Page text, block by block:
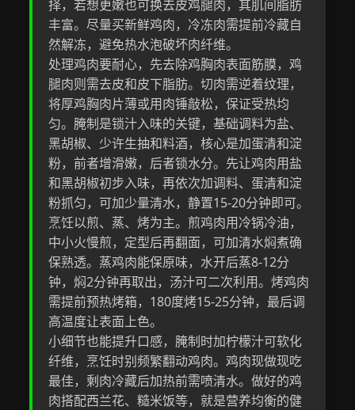
择，若想更嫩也可换去皮鸡腿肉，其肌间脂肪
丰富。尽量买新鲜鸡肉，冷冻肉需提前冷藏自
然解冻，避免热水泡破坏肉纤维。
处理鸡肉要耐心，先去除鸡胸肉表面筋膜，鸡
腿肉则需去皮和皮下脂肪。切肉需逆着纹理，
将厚鸡胸肉片薄或用肉锤敲松，保证受热均
匀。腌制是锁汁入味的关键，基础调料为盐、
黑胡椒、少许生抽和料酒，核心是加蛋清和淀
粉，前者增滑嫩，后者锁水分。先让鸡肉用盐
和黑胡椒初步入味，再依次加调料、蛋清和淀
粉抓匀，可加少量清水，静置15-20分钟即可。
烹饪以煎、蒸、烤为主。煎鸡肉用冷锅冷油，
中小火慢煎，定型后再翻面，可加清水焖煮确
保熟透。蒸鸡肉能保原味，水开后蒸8-12分
钟，焖2分钟再取出，汤汁可二次利用。烤鸡肉
需提前预热烤箱，180度烤15-25分钟，最后调
高温度让表面上色。
小细节也能提升口感，腌制时加柠檬汁可软化
纤维，烹饪时别频繁翻动鸡肉。鸡肉现做现吃
最佳，剩肉冷藏后加热前需喷清水。做好的鸡
肉搭配西兰花、糙米饭等，就是营养均衡的健